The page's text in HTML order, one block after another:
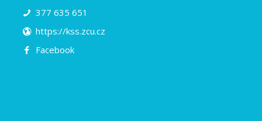
377 635 651
https://kss.zcu.cz
Facebook